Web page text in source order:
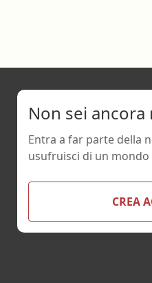
Non sei
Entra a far parte della
usufruisci di un mondo
CREA